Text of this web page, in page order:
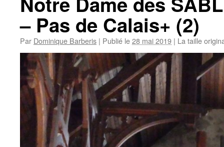
– Pas de Calais+ (2)
Par Dominique Barberis | Publié le28 mai 2019 | La taille